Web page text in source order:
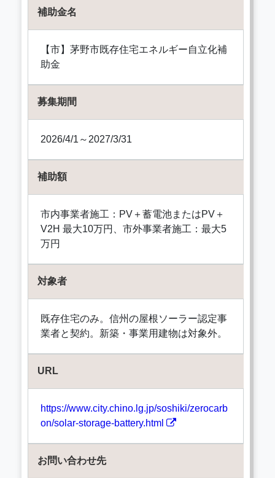
補助金名
【市】茅野市既存住宅エネルギー自立化補
助金
募集期間
2026/4/1～2027/3/31
補助額
市内事業者施工：PV＋蓄電池またはPV＋
V2H 最大10万円、市外事業者施工：最大5
万円
対象者
既存住宅のみ。信州の屋根ソーラー認定事
業者と契約。新築・事業用建物は対象外。
URL
https://www.city.chino.lg.jp/soshiki/zerocarb
on/solar-storage-battery.html
お問い合わせ先